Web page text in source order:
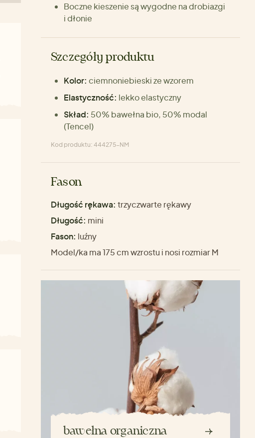
Boczne kieszenie są wygodne na drobiazgi
i dłonie
Szczegóły produktu
Kolor: ciemnoniebieski ze wzorem
Elastyczność: lekko elastyczny
Skład: 50% bawełna bio, 50% modal
(Tencel)
Kod produktu: 444275-NM
Fason
Długość rękawa: trzyczwarte rękawy
Długość: mini
Fason: luźny
Model/ka ma 175 cm wzrostu i nosi rozmiar M
bawełna organiczna